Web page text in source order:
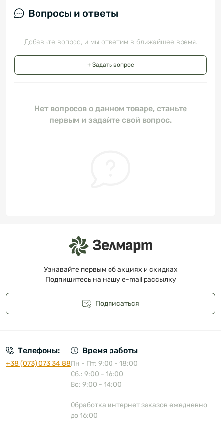
Вопросы и ответы
Добавьте вопрос, и мы ответим в ближайшее время.
+ Задать вопрос
Нет вопросов о данном товаре, станьте
первым и задайте свой вопрос.
Узнавайте первым об акциях и скидках
Подпишитесь на нашу e-mail рассылку
Подписаться
Телефоны:
+38 (073) 073 34 88
Время работы
Пн - Пт: 9:00 - 18:00
Сб.: 9:00 - 16:00
Вс: 9:00 - 14:00
Обработка интернет заказов ежедневно
до 16:00